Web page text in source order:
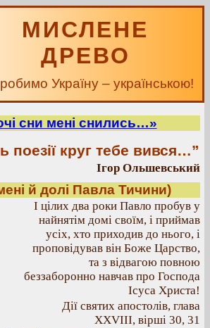
МИСЛЕНЕ
ДРЕВО
Україну – українською!
сни мені снились…»
поезії круг тебе вився…”
Ігор Ольшевський
й долі Павла Тичини)
І цілих два роки Павло пробув у
найнятім домі своїм, і приймав
усіх, хто приходив до нього, і
проповідував він Боже Царство,
та з відвагою повною
беззаборонно навчав про Господа
Ісуса Христа!
Дії святих апостолів, глава
ХХVІІІ, вірші 30, 31